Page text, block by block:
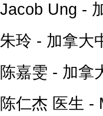
Jacob Ung -
朱玲 - 加拿大
陈嘉雯 - 加拿
陈仁杰 医生 -